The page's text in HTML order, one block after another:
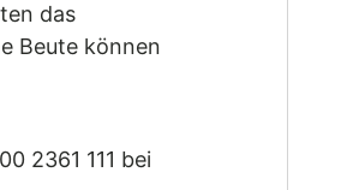
das
Beute können
2361 111 bei